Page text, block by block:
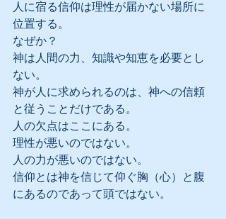
人に宿る信仰は理性が届かない場所に
位置する。
なぜか？
神は人間の力、知識や知恵を必要とし
ない。
神が人に求められるのは、神への信頼
と従うことだけである。
人の欠点はここにある。
理性が悪いのではない。
人の力が悪いのではない。
信仰とは神を信じて仰ぐ胸（心）と腹
にあるのであって頭ではない。